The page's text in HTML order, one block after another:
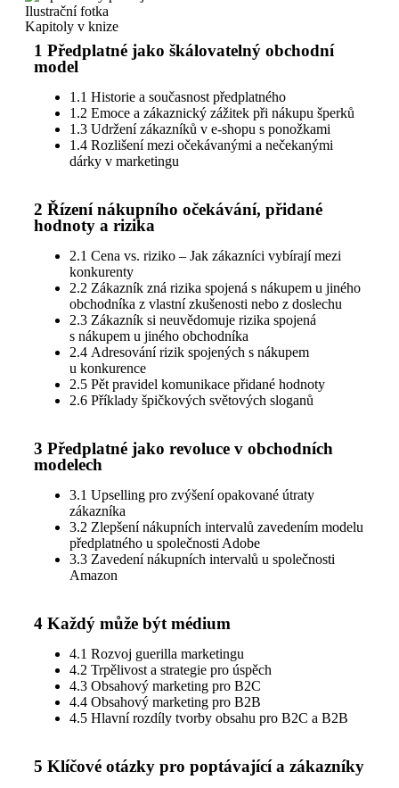
Ilustrační fotka
Kapitoly v knize
1 Předplatné jako škálovatelný obchodní
model
1.1 Historie a současnost předplatného
1.2 Emoce a zákaznický zážitek při nákupu šperků
1.3 Udržení zákazníků v e-shopu s ponožkami
1.4 Rozlišení mezi očekávanými a nečekanými
dárky v marketingu
2 Řízení nákupního očekávání, přidané
hodnoty a rizika
2.1 Cena vs. riziko – Jak zákazníci vybírají mezi
konkurenty
2.2 Zákazník zná rizika spojená s nákupem u jiného
obchodníka z vlastní zkušenosti nebo z doslechu
2.3 Zákazník si neuvědomuje rizika spojená
s nákupem u jiného obchodníka
2.4 Adresování rizik spojených s nákupem
u konkurence
2.5 Pět pravidel komunikace přidané hodnoty
2.6 Příklady špičkových světových sloganů
3 Předplatné jako revoluce v obchodních
modelech
3.1 Upselling pro zvýšení opakované útraty
zákazníka
3.2 Zlepšení nákupních intervalů zavedením modelu
předplatného u společnosti Adobe
3.3 Zavedení nákupních intervalů u společnosti
Amazon
4 Každý může být médium
4.1 Rozvoj guerilla marketingu
4.2 Trpělivost a strategie pro úspěch
4.3 Obsahový marketing pro B2C
4.4 Obsahový marketing pro B2B
4.5 Hlavní rozdíly tvorby obsahu pro B2C a B2B
5 Klíčové otázky pro poptávající a zákazníky